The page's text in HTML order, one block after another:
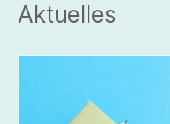
Aktuelles